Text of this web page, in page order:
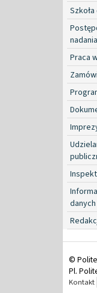
Praca
©
Pl.
Kontakt